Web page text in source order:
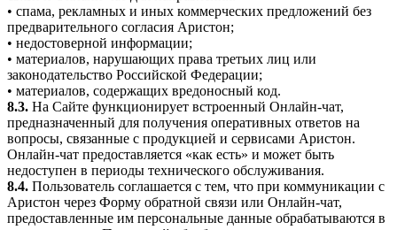
• спама, рекламных и иных коммерческих предложений без
предварительного согласия Аристон;
• недостоверной информации;
• материалов, нарушающих права третьих лиц или
законодательство Российской Федерации;
• материалов, содержащих вредоносный код.
8.3. На Сайте функционирует встроенный Онлайн-чат,
предназначенный для получения оперативных ответов на
вопросы, связанные с продукцией и сервисами Аристон.
Онлайн-чат предоставляется «как есть» и может быть
недоступен в периоды технического обслуживания.
8.4. Пользователь соглашается с тем, что при коммуникации с
Аристон через Форму обратной связи или Онлайн-чат,
предоставленные им персональные данные обрабатываются в